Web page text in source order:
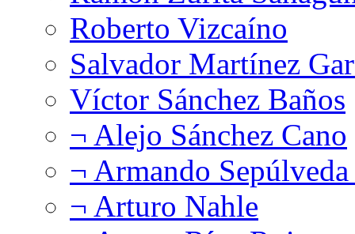
Roberto Vizcaíno
Salvador Martínez
Víctor Sánchez Baños
¬ Alejo Sánchez Cano
¬ Armando
¬ Arturo Nahle